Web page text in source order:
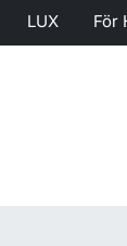
LUX För